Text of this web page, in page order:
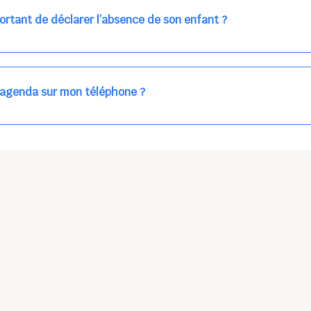
de déclarer l’absence de son enfant ?
enfants à accueillir, et ajuster les plannings au mieux.
car les repas sont commandés à l’avance.
sur mon téléphone ?
sur l'App Store ni Google Play car il s'agit d'une Web App,